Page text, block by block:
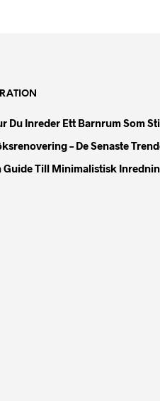
Du Inreder Ett Barnrum Som
– De Senaste
Guide Till Minimalistisk